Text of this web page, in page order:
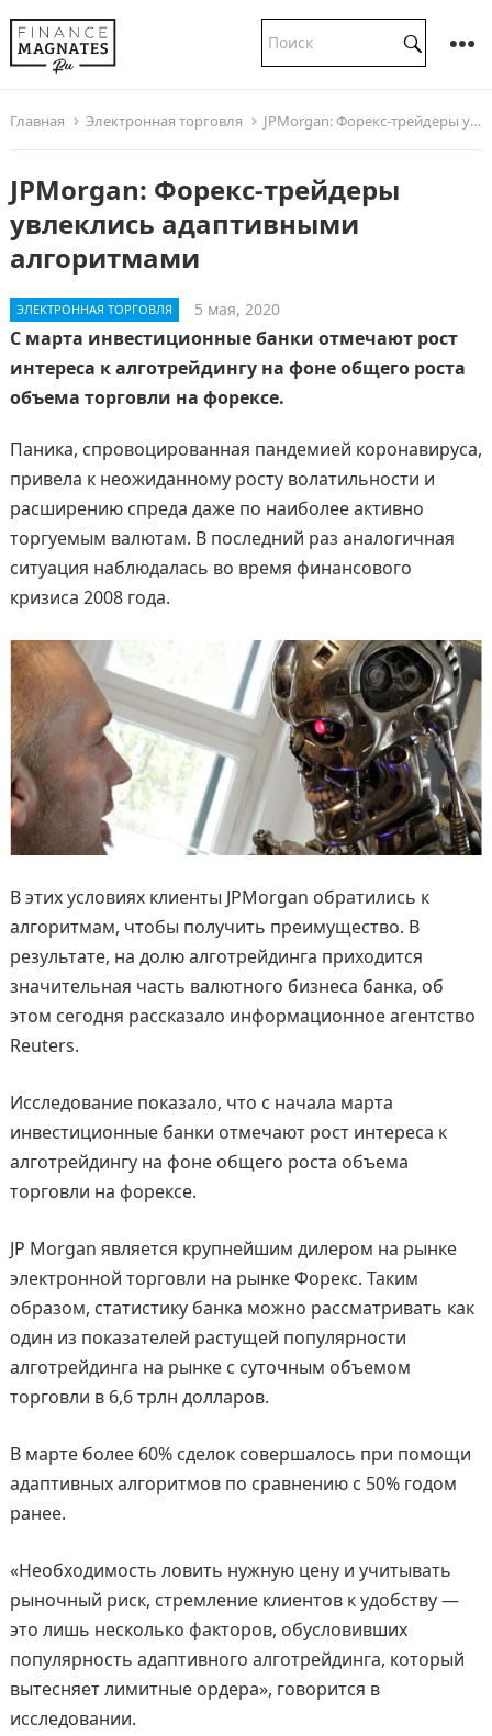
Главная Электронная торговля JPMorgan: Форекс-трейдеры увлеклись адаптивными алгоритмами
JPMorgan: Форекс-трейдеры
увлеклись адаптивными
алгоритмами
ЭЛЕКТРОННАЯ ТОРГОВЛЯ 5 мая, 2020
С марта инвестиционные банки отмечают рост
интереса к алготрейдингу на фоне общего роста
объема торговли на форексе.
Паника, спровоцированная пандемией коронавируса,
привела к неожиданному росту волатильности и
расширению спреда даже по наиболее активно
торгуемым валютам. В последний раз аналогичная
ситуация наблюдалась во время финансового
кризиса 2008 года.
В этих условиях клиенты JPMorgan обратились к
алгоритмам, чтобы получить преимущество. В
результате, на долю алготрейдинга приходится
значительная часть валютного бизнеса банка, об
этом сегодня рассказало информационное агентство
Reuters.
Исследование показало, что с начала марта
инвестиционные банки отмечают рост интереса к
алготрейдингу на фоне общего роста объема
торговли на форексе.
JP Morgan является крупнейшим дилером на рынке
электронной торговли на рынке Форекс. Таким
образом, статистику банка можно рассматривать как
один из показателей растущей популярности
алготрейдинга на рынке с суточным объемом
торговли в 6,6 трлн долларов.
В марте более 60% сделок совершалось при помощи
адаптивных алгоритмов по сравнению с 50% годом
ранее.
«Необходимость ловить нужную цену и учитывать
рыночный риск, стремление клиентов к удобству —
это лишь несколько факторов, обусловивших
популярность адаптивного алготрейдинга, который
вытесняет лимитные ордера», говорится в
исследовании.